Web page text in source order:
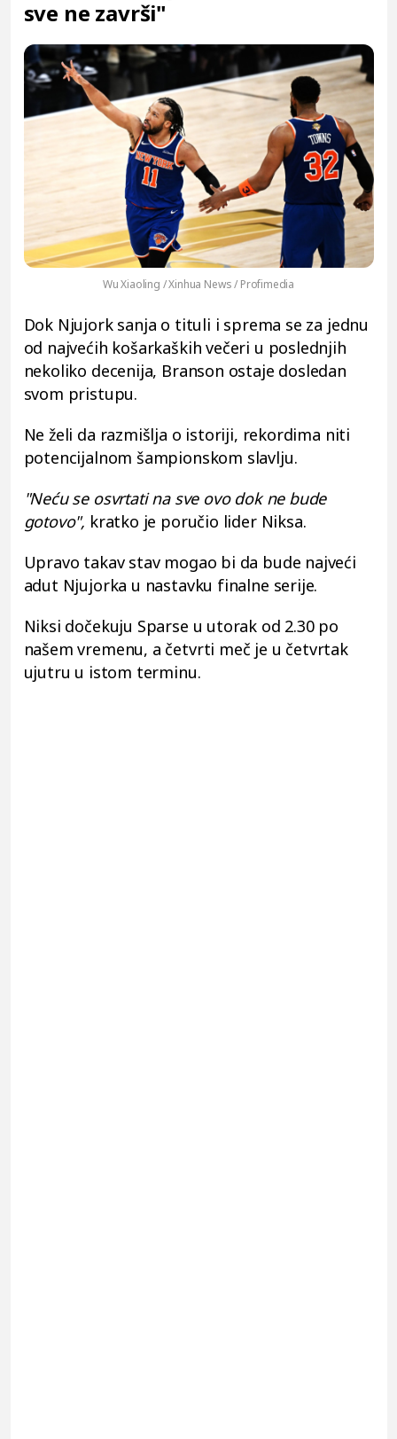
sve ne završi"
Wu Xiaoling / Xinhua News / Profimedia
Dok Njujork sanja o tituli i sprema se za jednu
od najvećih košarkaških večeri u poslednjih
nekoliko decenija, Branson ostaje dosledan
svom pristupu.
Ne želi da razmišlja o istoriji, rekordima niti
potencijalnom šampionskom slavlju.
"Neću se osvrtati na sve ovo dok ne bude
gotovo", kratko je poručio lider Niksa.
Upravo takav stav mogao bi da bude najveći
adut Njujorka u nastavku finalne serije.
Niksi dočekuju Sparse u utorak od 2.30 po
našem vremenu, a četvrti meč je u četvrtak
ujutru u istom terminu.